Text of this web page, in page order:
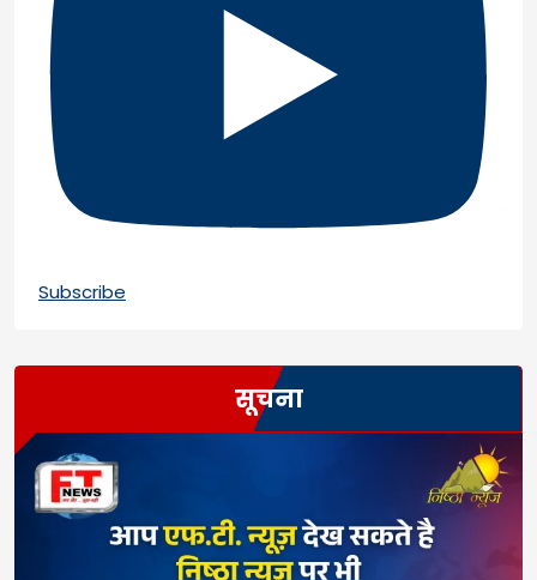
Subscribe
सूचना